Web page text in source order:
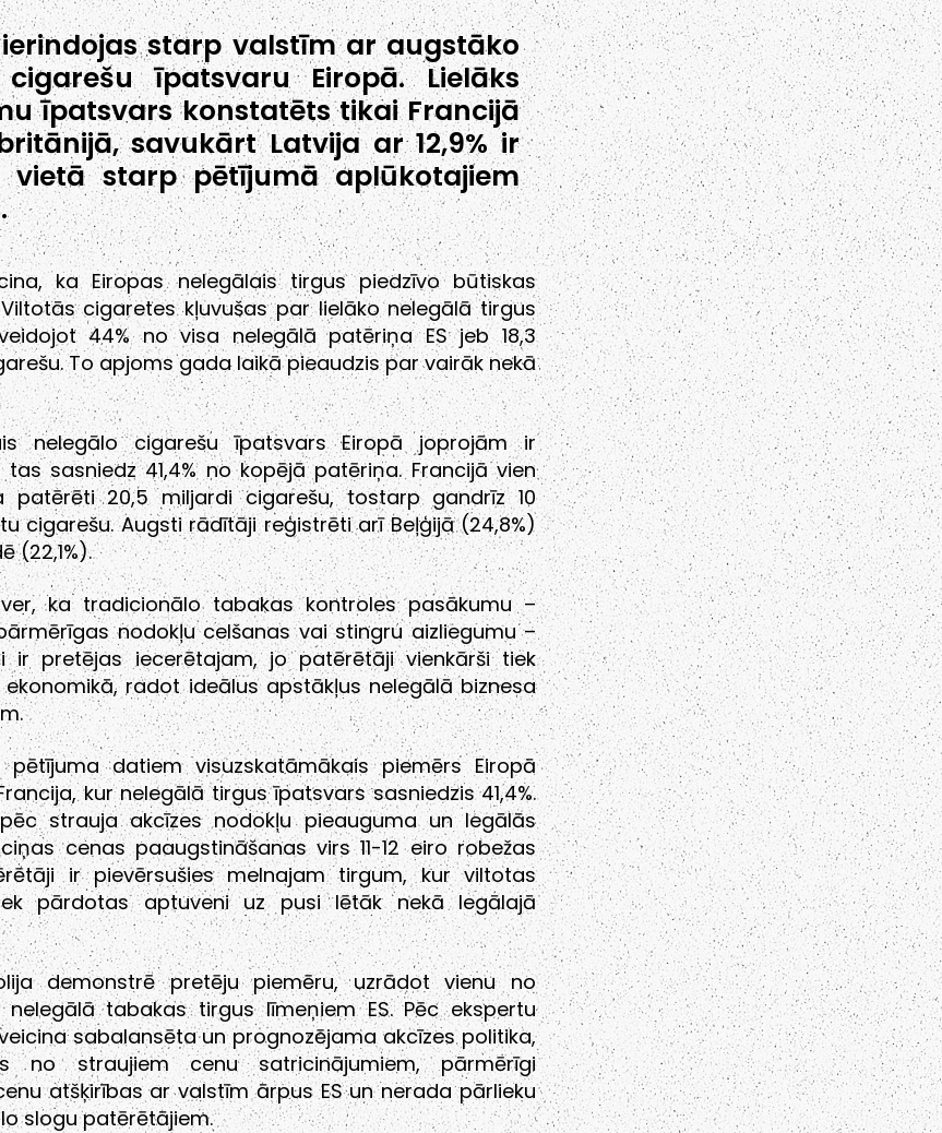
starp valstīm ar augstāko
īpatsvaru Eiropā. Lielāks
īpatsvars konstatēts tikai Francijā
savukārt Latvija ar 12,9% ir
vietā starp pētījumā aplūkotajiem
ka Eiropas nelegālais tirgus piedzīvo būtiskas
cigaretes kļuvušas par lielāko nelegālā tirgus
44% no visa nelegālā patēriņa ES jeb 18,3
To apjoms gada laikā pieaudzis par vairāk nekā
nelegālo cigarešu īpatsvars Eiropā joprojām ir
tas sasniedz 41,4% no kopējā patēriņa. Francijā vien
patērēti 20,5 miljardi cigarešu, tostarp gandrīz 10
cigarešu. Augsti rādītāji reģistrēti arī Beļģijā (24,8%)
(22,1%).
ka tradicionālo tabakas kontroles pasākumu –
nodokļu celšanas vai stingru aizliegumu –
ir pretējas iecerētajam, jo patērētāji vienkārši tiek
ekonomikā, radot ideālus apstākļus nelegālā biznesa
pētījuma datiem visuzskatāmākais piemērs Eiropā
kur nelegālā tirgus īpatsvars sasniedzis 41,4%.
strauja akcīzes nodokļu pieauguma un legālās
cenas paaugstināšanas virs 11-12 eiro robežas
ir pievērsušies melnajam tirgum, kur viltotas
pārdotas aptuveni uz pusi lētāk nekā legālajā
demonstrē pretēju piemēru, uzrādot vienu no
nelegālā tabakas tirgus līmeņiem ES. Pēc ekspertu
sabalansēta un prognozējama akcīzes politika,
no straujiem cenu satricinājumiem, pārmērīgi
atšķirības ar valstīm ārpus ES un nerada pārlieku
slogu patērētājiem.